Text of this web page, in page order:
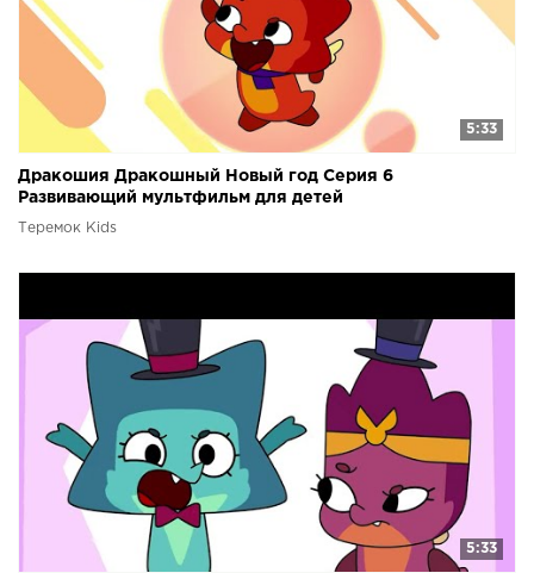
5:33
Дракошия Дракошный Новый год Серия 6
Развивающий мультфильм для детей
Теремок Kids
5:33